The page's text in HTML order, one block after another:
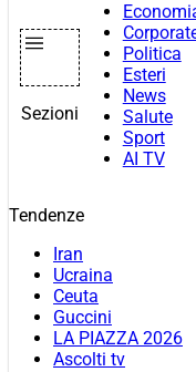
Sezioni
Politica
Esteri
News
Salute
Sport
AI TV
Tendenze
Iran
Ucraina
Ceuta
Guccini
LA PIAZZA 2026
Ascolti tv